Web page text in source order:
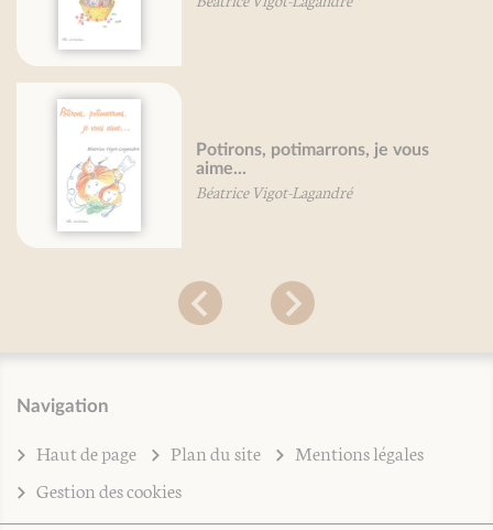
Potirons, potimarrons, je vous
aime...
Béatrice Vigot-Lagandré
Navigation
Haut de page Plan du site
Mentions légales
Gestion des cookies